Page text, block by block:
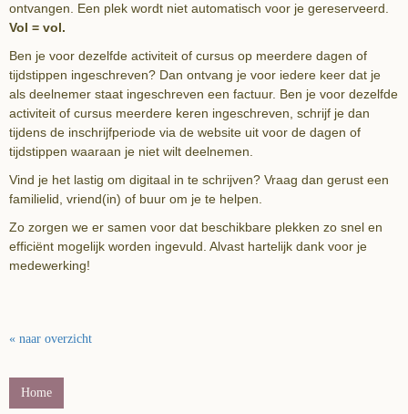
ontvangen. Een plek wordt niet automatisch voor je gereserveerd.
Vol = vol.
Ben je voor dezelfde activiteit of cursus op meerdere dagen of
tijdstippen ingeschreven? Dan ontvang je voor iedere keer dat je
als deelnemer staat ingeschreven een factuur. Ben je voor dezelfde
activiteit of cursus meerdere keren ingeschreven, schrijf je dan
tijdens de inschrijfperiode via de website uit voor de dagen of
tijdstippen waaraan je niet wilt deelnemen.
Vind je het lastig om digitaal in te schrijven? Vraag dan gerust een
familielid, vriend(in) of buur om je te helpen.
Zo zorgen we er samen voor dat beschikbare plekken zo snel en
efficiënt mogelijk worden ingevuld. Alvast hartelijk dank voor je
medewerking!
« naar overzicht
Home